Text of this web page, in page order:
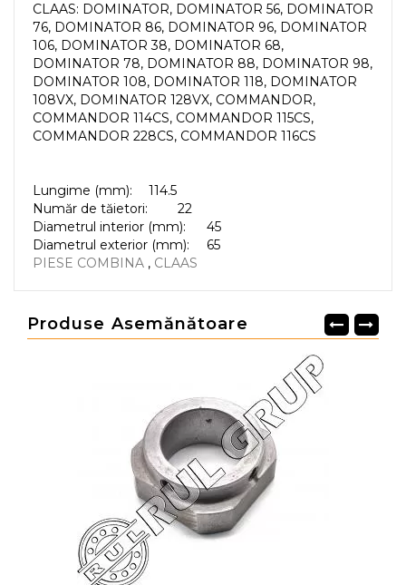
CLAAS: DOMINATOR, DOMINATOR 56, DOMINATOR
76, DOMINATOR 86, DOMINATOR 96, DOMINATOR
106, DOMINATOR 38, DOMINATOR 68,
DOMINATOR 78, DOMINATOR 88, DOMINATOR 98,
DOMINATOR 108, DOMINATOR 118, DOMINATOR
108VX, DOMINATOR 128VX, COMMANDOR,
COMMANDOR 114CS, COMMANDOR 115CS,
COMMANDOR 228CS, COMMANDOR 116CS
Lungime (mm):
114.5
Număr de tăietori:
22
Diametrul interior (mm):
45
Diametrul exterior (mm):
65
PIESE COMBINA , CLAAS
Produse Asemănătoare